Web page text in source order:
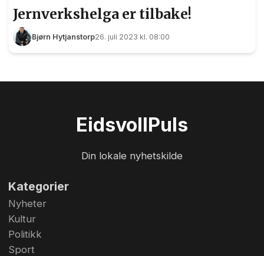
Jernverkshelga er tilbake!
Bjørn Hytjanstorp26. juli 2023 kl. 08:00
EidsvollPuls
Din lokale nyhetskilde
Kategorier
Nyheter
Kultur
Politikk
Sport